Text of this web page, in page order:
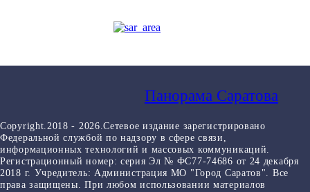
Панорама Саратова
Copyright.2018 - 2026.Сетевое издание зарегистрировано
Федеральной службой по надзору в сфере связи,
информационных технологий и массовых коммуникаций.
Регистрационный номер: серия Эл № ФС77-74686 от 24 декабря
2018 г. Учредитель: Администрация МО "Город Саратов". Все
права защищены. При любом использовании материалов